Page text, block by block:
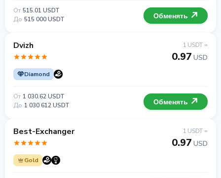
От 515.01 USDT
До 515 000 USDT Обменять
Dvizh
Diamond
1 USDT =
0.97 USD
От 1 030.62 USDT
До 1 030 612 USDT Обменять
Best-Exchanger
Gold
1 USDT =
0.97 USD